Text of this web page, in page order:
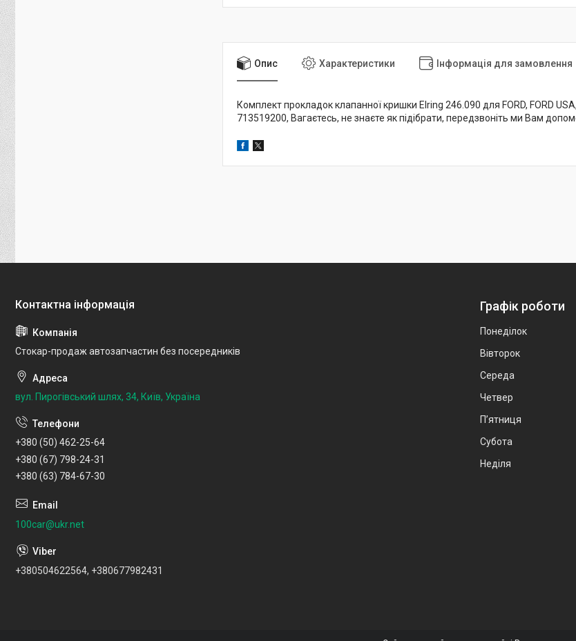
Опис Характеристики Інформація для замовлення
Комплект прокладок клапанної кришки Elring 246.090 для FORD, FORD
713519200, Вагаєтесь, не знаєте як підібрати, передзвоніть ми Вам
Стокар-продаж автозапчастин без посередників
вул. Пирогівський шлях, 34, Київ, Україна
+380 (50) 462-25-64
+380 (67) 798-24-31
+380 (63) 784-67-30
100car@ukr.net
+380504622564, +380677982431
Графік роботи
Понеділок
Вівторок
Середа
Четвер
Пʼятниця
Субота
Неділя